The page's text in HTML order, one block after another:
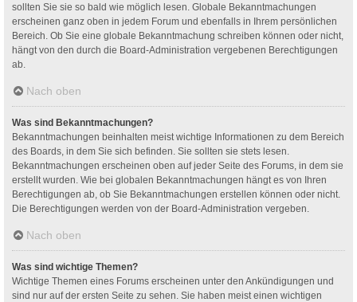
sollten Sie sie so bald wie möglich lesen. Globale Bekanntmachungen
erscheinen ganz oben in jedem Forum und ebenfalls in Ihrem persönlichen
Bereich. Ob Sie eine globale Bekanntmachung schreiben können oder nicht,
hängt von den durch die Board-Administration vergebenen Berechtigungen
ab.
Nach oben
Was sind Bekanntmachungen?
Bekanntmachungen beinhalten meist wichtige Informationen zu dem Bereich
des Boards, in dem Sie sich befinden. Sie sollten sie stets lesen.
Bekanntmachungen erscheinen oben auf jeder Seite des Forums, in dem sie
erstellt wurden. Wie bei globalen Bekanntmachungen hängt es von Ihren
Berechtigungen ab, ob Sie Bekanntmachungen erstellen können oder nicht.
Die Berechtigungen werden von der Board-Administration vergeben.
Nach oben
Was sind wichtige Themen?
Wichtige Themen eines Forums erscheinen unter den Ankündigungen und
sind nur auf der ersten Seite zu sehen. Sie haben meist einen wichtigen